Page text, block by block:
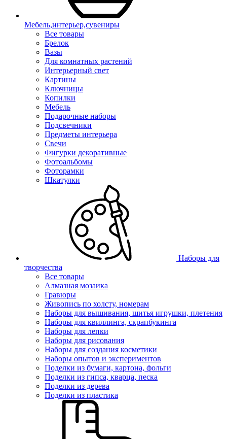
Мебель,интерьер,сувениры
Все товары
Брелок
Вазы
Для комнатных растений
Интерьерный свет
Картины
Ключницы
Копилки
Мебель
Подарочные наборы
Подсвечники
Предметы интерьера
Свечи
Фигурки декоративные
Фотоальбомы
Фоторамки
Шкатулки
Наборы для
творчества
Все товары
Алмазная мозаика
Гравюры
Живопись по холсту, номерам
Наборы для вышивания, шитья игрушки, плетения
Наборы для квиллинга, скрапбукинга
Наборы для лепки
Наборы для рисования
Наборы для создания косметики
Наборы опытов и экспериментов
Поделки из бумаги, картона, фольги
Поделки из гипса, кварца, песка
Поделки из дерева
Поделки из пластика